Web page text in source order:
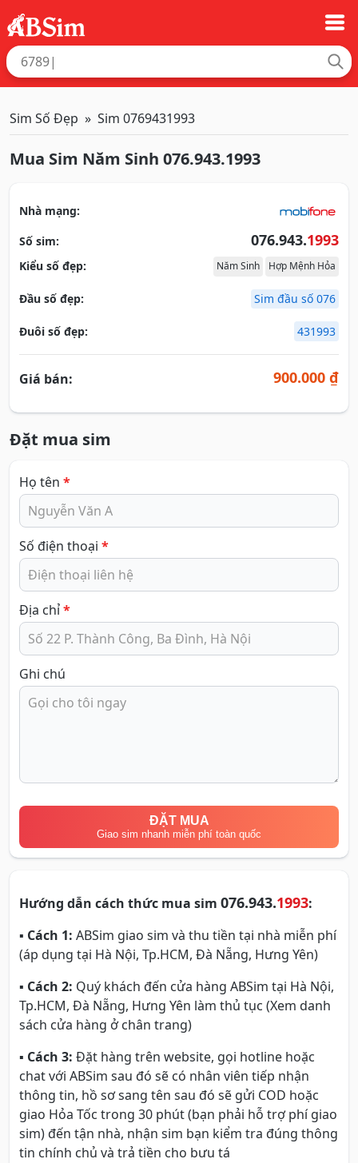
Sim Số Đẹp Sim 0769431993
Mua Sim Năm Sinh 076.943.1993
Nhà mạng:
Số sim:
076.943.1993
Kiểu số đẹp: Năm Sinh Hợp Mệnh Hỏa
Đầu số đẹp: Sim đầu số 076
Đuôi số đẹp: 431993
Giá bán: 900.000 ₫
Đặt mua sim
Họ tên *
Số điện thoại *
Địa chỉ*
Ghi chú
ĐẶT MUA
Giao sim nhanh miễn phí toàn quốc
Hướng dẫn cách thức mua sim 076.943.1993:
▪ Cách 1: ABSim giao sim và thu tiền tại nhà miễn phí
(áp dụng tại Hà Nội, Tp.HCM, Đà Nẵng, Hưng Yên)
▪ Cách 2: Quý khách đến cửa hàng ABSim tại Hà Nội,
Tp.HCM, Đà Nẵng, Hưng Yên làm thủ tục (Xem danh
sách cửa hàng ở chân trang)
▪ Cách 3: Đặt hàng trên website, gọi hotline hoặc
chat với ABSim sau đó sẽ có nhân viên tiếp nhận
thông tin, hồ sơ sang tên sau đó sẽ gửi COD hoặc
giao Hỏa Tốc trong 30 phút (bạn phải hỗ trợ phí giao
sim) đến tận nhà, nhận sim bạn kiểm tra đúng thông
tin chính chủ và trả tiền cho bưu tá